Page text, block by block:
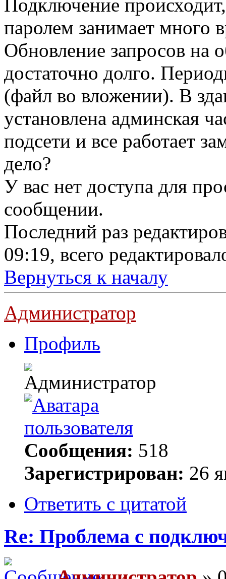
Подключение
паролем занимает много
Обновление запросов на
достаточно долго.
(файл во вложении). В
установлена админская
подсети и все работает
дело?
У вас нет доступа для
сообщении.
Последний раз
09:19, всего
Вернуться к началу
Администратор
Профиль
Сообщения: 518
Зарегистрирован: 26
Ответить с цитатой
Re: Проблема с